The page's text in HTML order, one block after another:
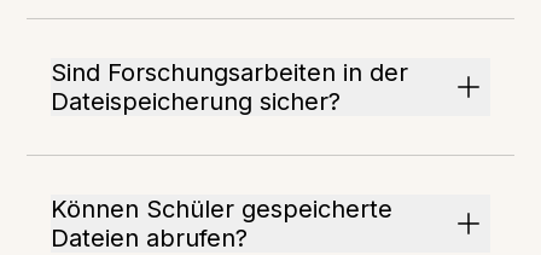
Sind Forschungsarbeiten in der
Dateispeicherung sicher?
Können Schüler gespeicherte
Dateien abrufen?